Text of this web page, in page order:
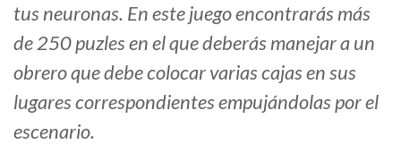
tus neuronas. En este juego encontrarás más
de 250 puzles en el que deberás manejar a un
obrero que debe colocar varias cajas en sus
lugares correspondientes empujándolas por el
escenario.